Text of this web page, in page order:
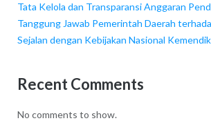
Tata Kelola dan Transparansi Anggaran
Tanggung Jawab Pemerintah Daerah
Sejalan dengan Kebijakan Nasional
Recent Comments
No comments to show.